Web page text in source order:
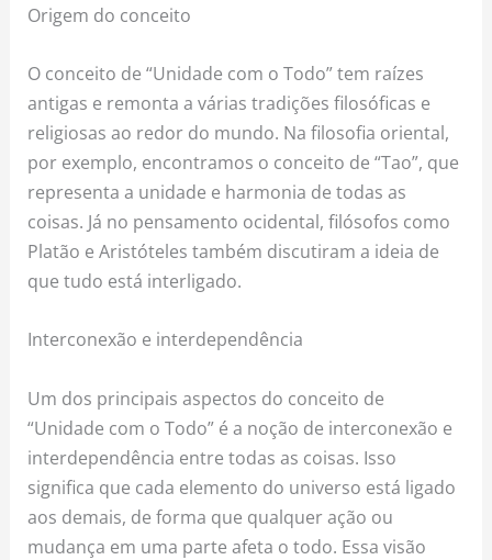
Origem do conceito
O conceito de “Unidade com o Todo” tem raízes
antigas e remonta a várias tradições filosóficas e
religiosas ao redor do mundo. Na filosofia oriental,
por exemplo, encontramos o conceito de “Tao”, que
representa a unidade e harmonia de todas as
coisas. Já no pensamento ocidental, filósofos como
Platão e Aristóteles também discutiram a ideia de
que tudo está interligado.
Interconexão e interdependência
Um dos principais aspectos do conceito de
“Unidade com o Todo” é a noção de interconexão e
interdependência entre todas as coisas. Isso
significa que cada elemento do universo está ligado
aos demais, de forma que qualquer ação ou
mudança em uma parte afeta o todo. Essa visão